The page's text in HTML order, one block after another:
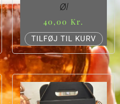
Øl
40,00 Kr.
TILFØJ TIL KURV